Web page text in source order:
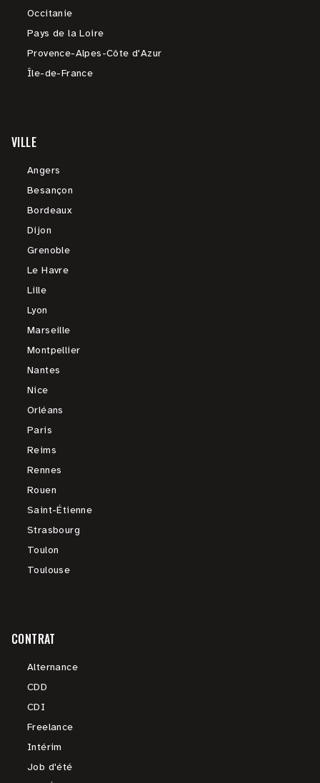
Occitanie
Pays de la Loire
Provence-Alpes-Côte d'Azur
Île-de-France
VILLE
Angers
Besançon
Bordeaux
Dijon
Grenoble
Le Havre
Lille
Lyon
Marseille
Montpellier
Nantes
Nice
Orléans
Paris
Reims
Rennes
Rouen
Saint-Étienne
Strasbourg
Toulon
Toulouse
CONTRAT
Alternance
CDD
CDI
Freelance
Intérim
Job d'été